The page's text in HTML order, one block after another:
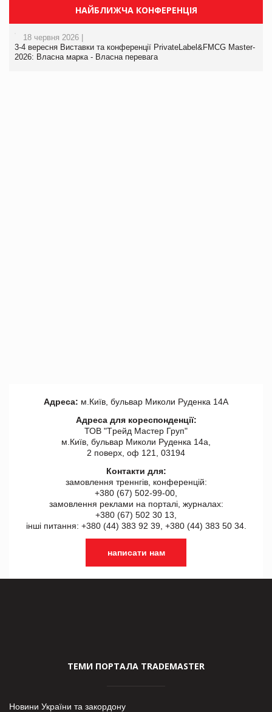
НАЙБЛИЖЧА КОНФЕРЕНЦІЯ
18 червня 2026 |
3-4 вересня Виставки та конференції PrivateLabel&FMCG Master-
2026: Власна марка - Власна перевага
Адреса: м.Київ, бульвар Миколи Руденка 14А
Адреса для кореспонденції:
ТОВ "Tрейд Мастер Груп"
м.Київ, бульвар Миколи Руденка 14а,
2 поверх, оф 121, 03194
Контакти для:
замовлення треннгів, конференцій:
+380 (67) 502-99-00,
замовлення реклами на порталі, журналах:
+380 (67) 502 30 13,
інші питання: +380 (44) 383 92 39, +380 (44) 383 50 34.
написати нам
ТЕМИ ПОРТАЛА TRADEMASTER
Новини України та закордону